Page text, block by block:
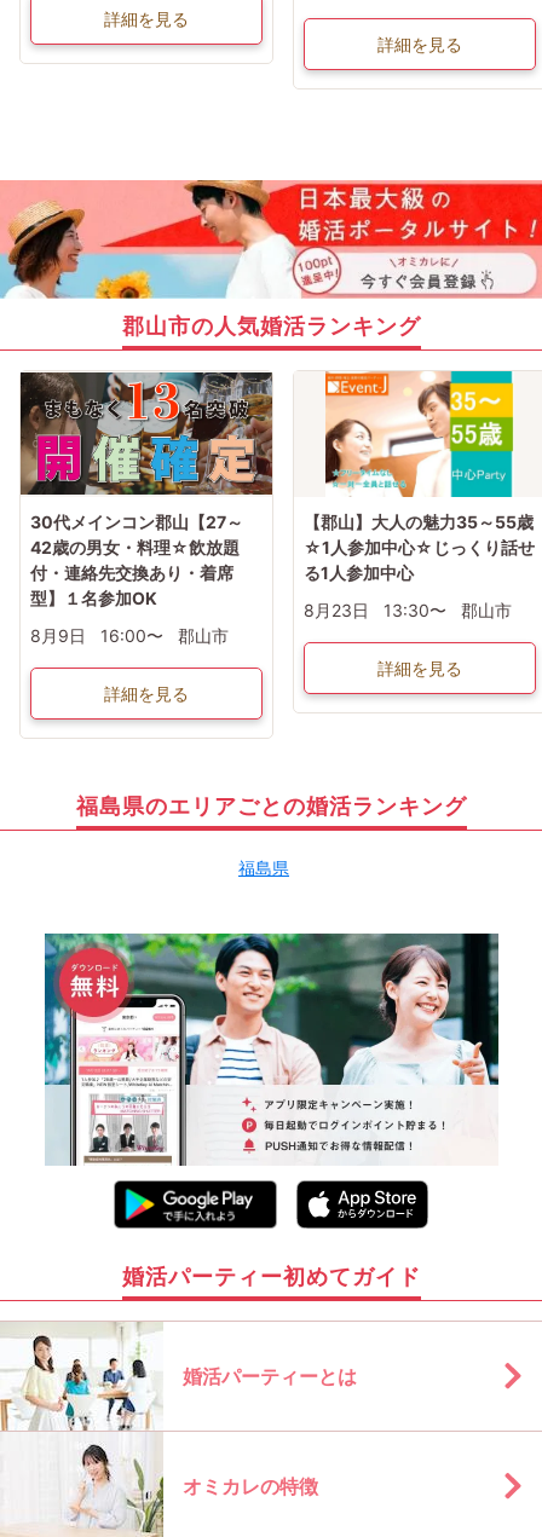
詳細を見る
詳細を見る
郡山市の人気婚活ランキング
30代メインコン郡山【27～
42歳の男女・料理☆飲放題
付・連絡先交換あり・着席
型】１名参加OK
8月9日
16:00〜 郡山市
詳細を見る
【郡山】大人の魅力35～55歳
☆1人参加中心☆じっくり話せ
る1人参加中心
8月23日
13:30〜 郡山市
詳細を見る
福島県のエリアごとの婚活ランキング
福島県
婚活パーティー初めてガイド
婚活パーティーとは
オミカレの特徴